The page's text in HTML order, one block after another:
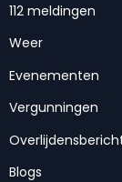
112 meldingen
Weer
Evenementen
Vergunningen
Blogs